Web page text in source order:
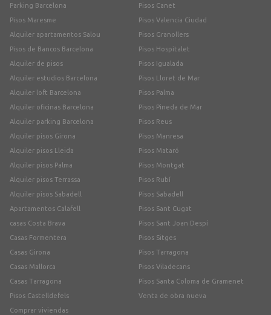
Parking Barcelona
Pisos Maresme
Alquiler apartamentos Salou
Pisos de Bancos Barcelona
Alquiler de pisos
Alquiler estudios Barcelona
Alquiler loft Barcelona
Alquiler oficinas Barcelona
Alquiler parking Barcelona
Alquiler pisos Girona
Alquiler pisos Lleida
Alquiler pisos Palma
Alquiler pisos Terrassa
Alquiler pisos Sabadell
Apartamentos Calafell
casas Costa Brava
Casas Formentera
Casas Girona
Casas Mallorca
Casas Tarragona
Pisos Castelldefels
Comprar viviendas
Pisos Canet
Pisos Valencia Ciudad
Pisos Granollers
Pisos Hospitalet
Pisos Igualada
Pisos Lloret de Mar
Pisos Palma
Pisos Pineda de Mar
Pisos Reus
Pisos Manresa
Pisos Mataró
Pisos Montgat
Pisos Rubí
Pisos Sabadell
Pisos Sant Cugat
Pisos Sant Joan Despí
Pisos Sitges
Pisos Tarragona
Pisos Viladecans
Pisos Santa Coloma de Gramenet
Venta de obra nueva